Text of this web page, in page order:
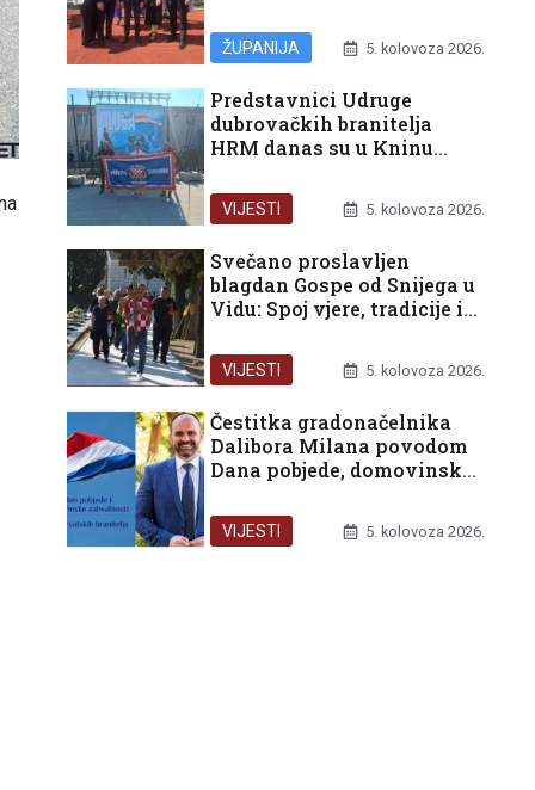
zahvalnosti i Dana
hrvatskih branitelja
ŽUPANIJA 5. kolovoza 2026.
Predstavnici Udruge
dubrovačkih branitelja
HRM danas su u Kninu
31. obljetnice vojno-
redarstvene operacije Oluja
VIJESTI 5. kolovoza 2026.
Svečano proslavljen
blagdan Gospe od Snijega u
Vidu: Spoj vjere, tradicije i
VIJESTI 5. kolovoza 2026.
Čestitka gradonačelnika
Dalibora Milana povodom
Dana pobjede, domovinske
hrvatskih branitelja
VIJESTI 5. kolovoza 2026.